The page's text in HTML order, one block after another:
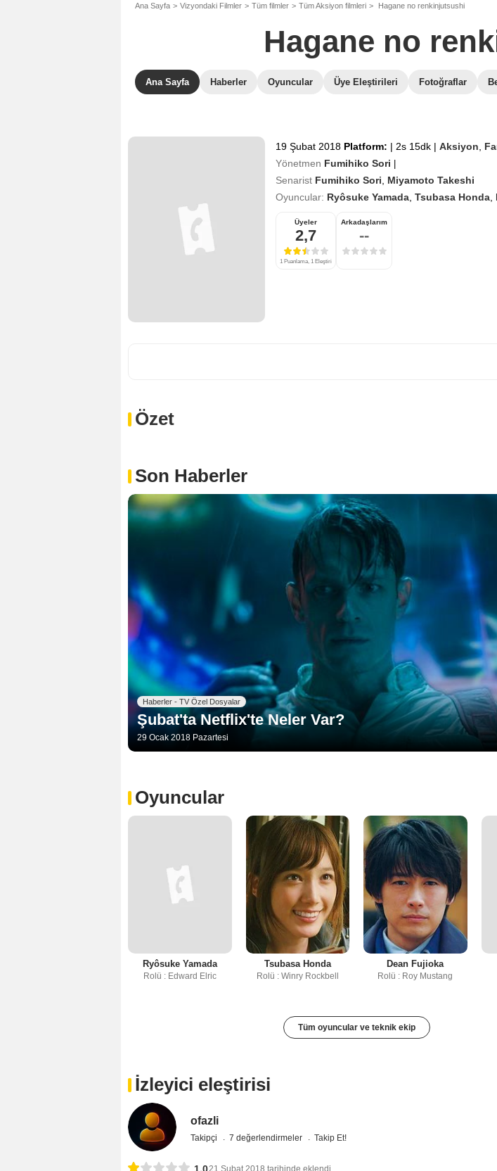
Ana Sayfa Vizyondaki Filmler Tüm filmler Tüm Aksiyon filmleri Hagane no renkinjutsushi
Hagane no
Ana Sayfa Haberler Oyuncular Üye Eleştirileri Fotoğraflar
19 Şubat 2018 Platform: | 2s 15dk | Aksiyon
Yönetmen Fumihiko Sori
Senarist Fumihiko Sori
Miyamoto Takeshi
Oyuncular: Ryôsuke Yamada Tsubasa Honda
Üyeler
2,7
1 Puanlama, 1 Eleştiri
Arkadaşlarım
--
Özet
Son Haberler
Haberler - TV Özel Dosyalar
Şubat'ta Netflix'te Neler Var?
29 Ocak 2018 Pazartesi
Oyuncular
Ryôsuke Yamada
Rolü : Edward Elric
Tsubasa Honda
Rolü : Winry Rockbell
Dean Fujioka
Rolü : Roy Mustang
Tüm oyuncular ve teknik ekip
İzleyici eleştirisi
ofazli
Takipçi 7 değerlendirmeler Takip Et!